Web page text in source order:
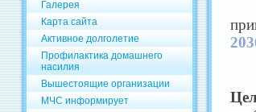
Галерея
Карта сайта
Активное долголетие
Профилактика домашнего
насилия
Вышестоящие организации
МЧС информирует